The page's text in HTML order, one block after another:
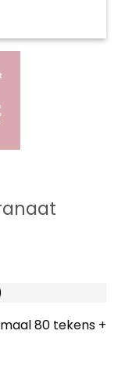
80 tekens +